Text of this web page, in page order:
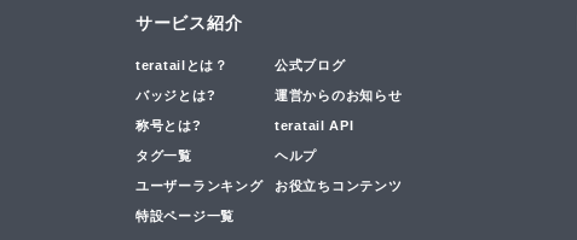
サービス紹介
teratailとは？ 公式ブログ
バッジとは? 運営からのお知らせ
称号とは? teratail API
タグ一覧 ヘルプ
ユーザーランキング お役立ちコンテンツ
特設ページ一覧